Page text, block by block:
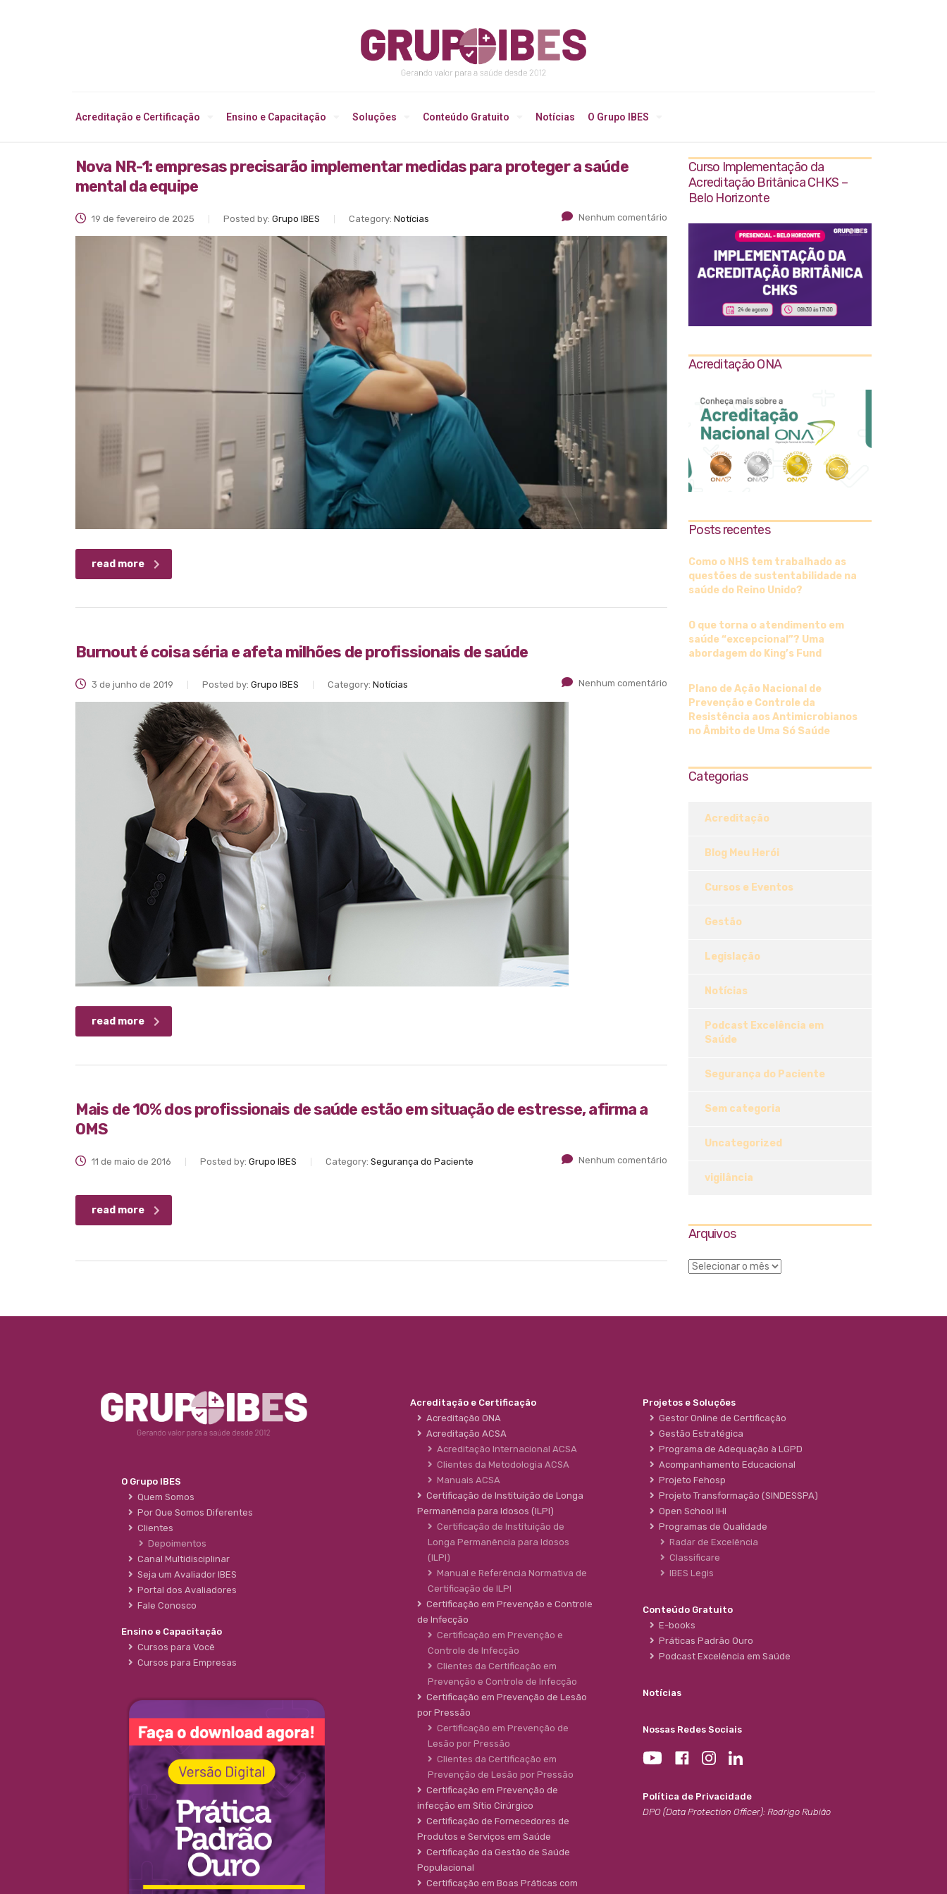
Acreditação e Certificação Ensino e Capacitação Soluções Conteúdo Gratuito Notícias O Grupo IBES
Nova NR-1: empresas precisarão implementar medidas para proteger a saúde
mental da equipe
19 de fevereiro de 2025 Posted by: Grupo IBES Category: Notícias Nenhum comentário
read more
Burnout é coisa séria e afeta milhões de profissionais de saúde
3 de junho de 2019 Posted by: Grupo IBES Category: Notícias Nenhum comentário
read more
Mais de 10% dos profissionais de saúde estão em situação de estresse, afirma a
OMS
11 de maio de 2016 Posted by: Grupo IBES Category: Segurança do Paciente Nenhum comentário
read more
Curso Implementação da
Acreditação Britânica CHKS –
Belo Horizonte
Acreditação ONA
Posts recentes
Como o NHS tem trabalhado as
questões de sustentabilidade na
saúde do Reino Unido?
O que torna o atendimento em
saúde “excepcional”? Uma
abordagem do King’s Fund
Plano de Ação Nacional de
Prevenção e Controle da
Resistência aos Antimicrobianos
no Âmbito de Uma Só Saúde
Categorias
Acreditação
Blog Meu Herói
Cursos e Eventos
Gestão
Legislação
Notícias
Podcast Excelência em
Saúde
Segurança do Paciente
Sem categoria
Uncategorized
vigilância
Arquivos
O Grupo IBES
Quem Somos
Por Que Somos Diferentes
Clientes
Depoimentos
Canal Multidisciplinar
Seja um Avaliador IBES
Portal dos Avaliadores
Fale Conosco
Ensino e Capacitação
Cursos para Você
Cursos para Empresas
Acreditação e Certificação
Acreditação ONA
Acreditação ACSA
Acreditação Internacional ACSA
Clientes da Metodologia ACSA
Manuais ACSA
Certificação de Instituição de Longa
Permanência para Idosos (ILPI)
Certificação de Instituição de
Longa Permanência para Idosos
(ILPI)
Manual e Referência Normativa de
Certificação de ILPI
Certificação em Prevenção e Controle
de Infecção
Certificação em Prevenção e
Controle de Infecção
Clientes da Certificação em
Prevenção e Controle de Infecção
Certificação em Prevenção de Lesão
por Pressão
Certificação em Prevenção de
Lesão por Pressão
Clientes da Certificação em
Prevenção de Lesão por Pressão
Certificação em Prevenção de
infecção em Sítio Cirúrgico
Certificação de Fornecedores de
Produtos e Serviços em Saúde
Certificação da Gestão de Saúde
Populacional
Certificação em Boas Práticas com
Projetos e Soluções
Gestor Online de Certificação
Gestão Estratégica
Programa de Adequação à LGPD
Acompanhamento Educacional
Projeto Fehosp
Projeto Transformação (SINDESSPA)
Open School IHI
Programas de Qualidade
Radar de Excelência
Classificare
IBES Legis
Conteúdo Gratuito
E-books
Práticas Padrão Ouro
Podcast Excelência em Saúde
Notícias
Nossas Redes Sociais
Política de Privacidade
DPO (Data Protection Officer): Rodrigo Rubião